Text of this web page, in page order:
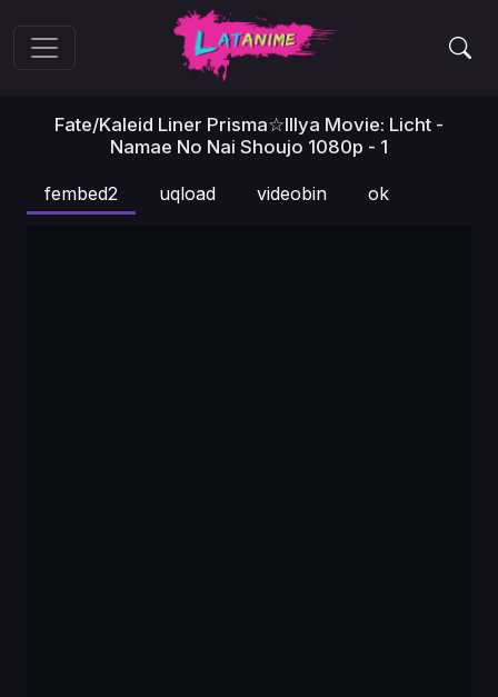
Fate/kaleid Liner Prisma☆Illya Movie: Licht -
Namae No Nai Shoujo 1080p - 1
fembed2 uqload videobin ok